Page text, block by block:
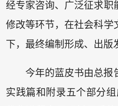
经专家咨询、广泛征求职
修改等环节，在社会科学
下，最终编制形成、出版
今年的蓝皮书由总报
实践篇和附录五个部分